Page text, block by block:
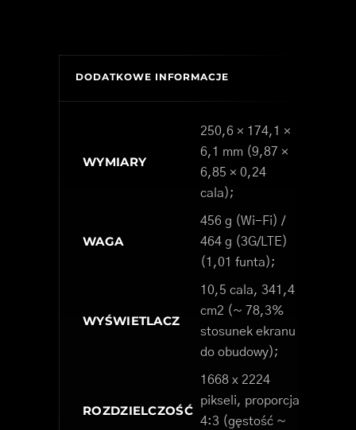
DODATKOWE INFORMACJE
WYMIARY
250,6 × 174,1 ×
6,1 mm (9,87 ×
6,85 × 0,24
cala);
WAGA
456 g (Wi-Fi) /
464 g (3G/LTE)
(1,01 funta);
WYŚWIETLACZ
10,5 cala, 341,4
cm2 (~ 78,3%
stosunek ekranu
do obudowy);
ROZDZIELCZOŚĆ
1668 x 2224
pikseli, proporcja
4:3 (gęstość ~